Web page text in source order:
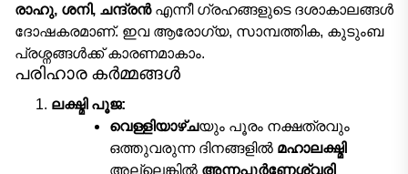
രാഹു, ശനി, ചന്ദ്രൻഎന്നീ ഗ്രഹങ്ങളുടെ ദശാകാലങ്ങൾ
ദോഷകരമാണ്. ഇവ ആരോഗ്യ, സാമ്പത്തിക, കുടുംബ
പ്രശ്നങ്ങൾക്ക് കാരണമാകാം.
പരിഹാര കർമ്മങ്ങൾ
ലക്ഷ്മി പൂജ:
വെള്ളിയാഴ്ചയും പൂരം നക്ഷത്രവും
ഒത്തുവരുന്ന ദിനങ്ങളിൽ മഹാലക്ഷ്മി
അല്ലെങ്കിൽ അന്നപൂർണേശ്വരി